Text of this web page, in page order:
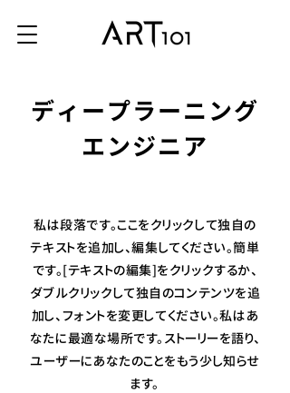
ディープラーニング
エンジニア
私は段落です。ここをクリックして独自の
テキストを追加し、編集してください。簡単
です。[テキストの編集]をクリックするか、
ダブルクリックして独自のコンテンツを追
加し、フォントを変更してください。私はあ
なたに最適な場所です。ストーリーを語り、
ユーザーにあなたのことをもう少し知らせ
ます。